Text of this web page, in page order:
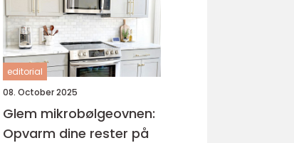
editorial
08. October 2025
Glem mikrobølgeovnen:
Opvarm dine rester på